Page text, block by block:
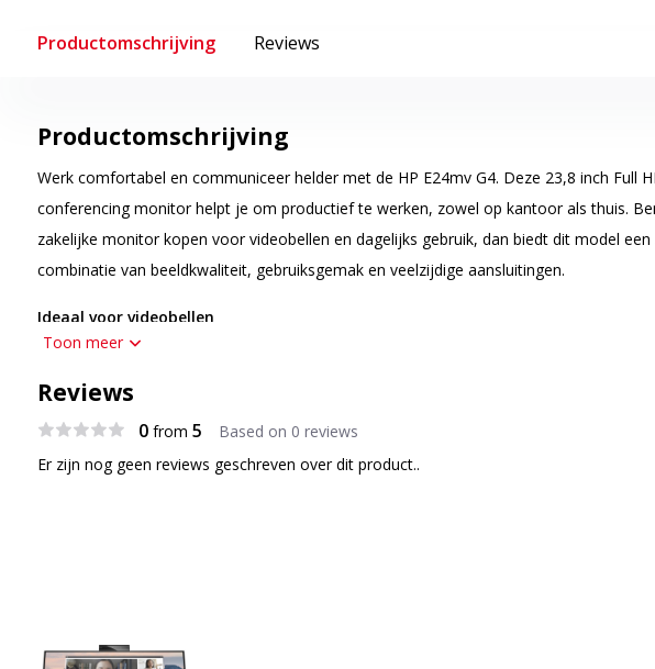
Productomschrijving Reviews
Productomschrijving
Werk comfortabel en communiceer helder met de HP E24mv G4. Deze 23,8 inch Full
conferencing monitor helpt je om productief te werken, zowel op kantoor als thuis.
zakelijke monitor kopen voor videobellen en dagelijks gebruik, dan biedt dit model een
combinatie van beeldkwaliteit, gebruiksgemak en veelzijdige aansluitingen.
Ideaal voor videobellen
De HP E24mv G4 is ontwikkeld voor online vergaderingen en dagelijkse samenwerking.
inch Full HD scherm toont scherpe beelden tijdens videogesprekken, presentaties en het
Comfortabel werken
videobellen en afspelen van video's. Daardoor voelt dagelijks gebruik prettig en
Toon meer
Reviews
0from 5 Based on 0 reviews
Er zijn nog geen reviews geschreven over dit product..